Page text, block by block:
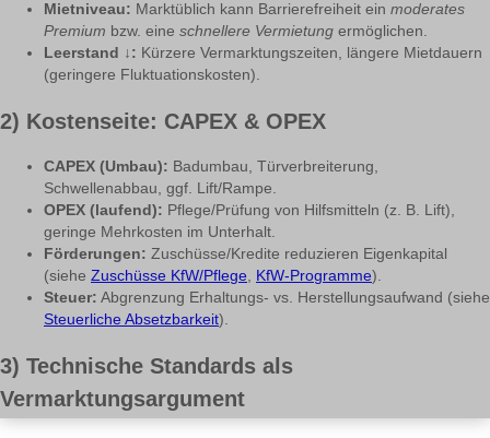
Mietniveau: Marktüblich kann Barrierefreiheit ein moderates
Premium bzw. eine schnellere Vermietung ermöglichen.
Leerstand ↓: Kürzere Vermarktungszeiten, längere Mietdauern
(geringere Fluktuationskosten).
2) Kostenseite: CAPEX & OPEX
CAPEX (Umbau): Badumbau, Türverbreiterung,
Schwellenabbau, ggf. Lift/Rampe.
OPEX (laufend): Pflege/Prüfung von Hilfsmitteln (z. B. Lift),
geringe Mehrkosten im Unterhalt.
Förderungen: Zuschüsse/Kredite reduzieren Eigenkapital
(siehe Zuschüsse KfW/Pflege, KfW-Programme).
Steuer: Abgrenzung Erhaltungs- vs. Herstellungsaufwand (siehe
Steuerliche Absetzbarkeit).
3) Technische Standards als
Vermarktungsargument